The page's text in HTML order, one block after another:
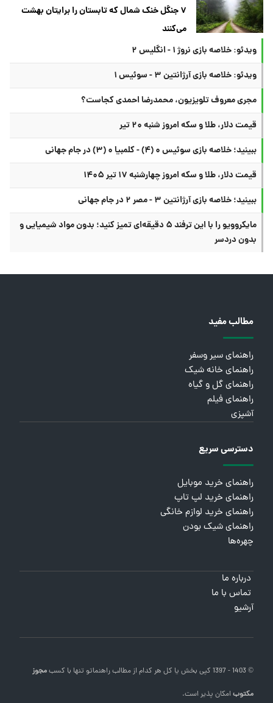
۷ جنگل خنک شمال که تابستان را برایتان بهشت
می‌کنند
ویدئو: خلاصه بازی نروژ ۱ - انگلیس ۲
ویدئو: خلاصه بازی آرژانتین ۳ - سوئیس ۱
مجری معروف تلویزیون، محمدرضا احمدی کجاست؟
قیمت دلار، طلا و سکه امروز شنبه ۲۰ تیر
ببینید؛ خلاصه بازی سوئیس ۰ (۴) - کلمبیا ۰ (۳) در جام جهانی
قیمت دلار، طلا و سکه امروز چهارشنبه ۱۷ تیر ۱۴۰۵
ببینید؛ خلاصه بازی آرژانتین ۳ - مصر ۲ در جام جهانی
مایکروویو را با این ترفند ۵ دقیقه‌ای تمیز کنید؛ بدون مواد شیمیایی و
بدون دردسر
مطالب مفید
راهنمای سیر وسفر
راهنمای خانه شیک
راهنمای گل و گیاه
راهنمای فیلم
آشپزی
دسترسی سریع
راهنمای خرید موبایل
راهنمای خرید لپ تاپ
راهنمای خرید لوازم خانگی
راهنمای شیک بودن
چهره‌ها
درباره ما
تماس با ما
آرشیو
© 1403 - 1397 کپی بخش یا کل هر کدام از مطالب راهنماتو تنها با کسبمجوز
مکتوبامکان پذیر است.